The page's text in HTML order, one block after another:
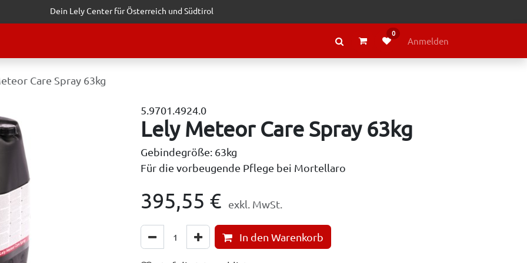
Dein Lely Center für Österreich und Südtirol
ÜBER LELY
0
Anmelden
Care Spray 63kg
5.9701.4924.0
Lely Meteor Care Spray 63kg
Gebindegröße: 63kg
Für die vorbeugende Pflege bei Mortellaro
395,55 € exkl. MwSt.
In den Warenkorb